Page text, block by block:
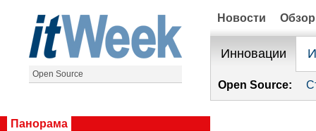
Open Source
Новости
Инновации
Open Source:
Панорама